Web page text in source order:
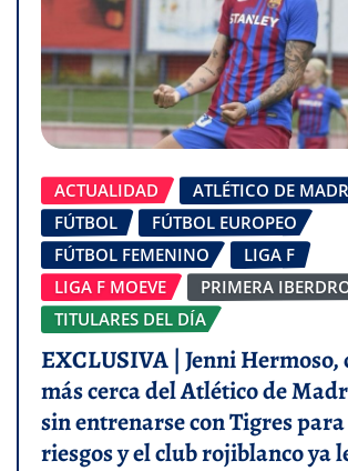
ACTUALIDAD
ATLÉTICO DE
FÚTBOL
FÚTBOL EUROPEO
FÚTBOL FEMENINO
LIGA F
LIGA F MOEVE
PRIMERA
TITULARES DEL DÍA
EXCLUSIVA | Jenni Hermoso,
más cerca del Atlético de
sin entrenarse con Tigres
riesgos y el club rojiblanco ya